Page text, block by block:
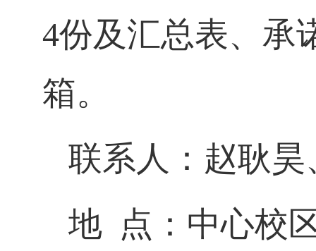
4份及汇总表、承
箱。
联系人：赵耿昊
地 点：中心校